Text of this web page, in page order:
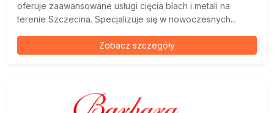
oferuje zaawansowane usługi cięcia blach i metali na
terenie Szczecina. Specjalizuje się w nowoczesnych...
Zobacz szczegóły